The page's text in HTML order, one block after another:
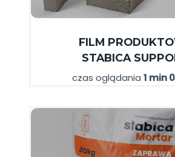
FILM
STABICA
czas oglądania 1 min